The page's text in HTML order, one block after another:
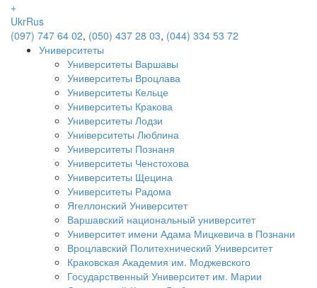
+
UkrRus
(097) 747 64 02, (050) 437 28 03, (044) 334 53 72
Университеты
Университеты Варшавы
Университеты Вроцлава
Университеты Кельце
Университеты Кракова
Университеты Лодзи
Униіверситеты Люблина
Университеты Познаня
Университеты Ченстохова
Университеты Щецина
Университеты Радома
Ягеллонский Университет
Варшавский национальный университет
Университет имени Адама Мицкевича в Познани
Вроцлавский Политехнический Университет
Краковская Академия им. Моджевского
Государственный Университет им. Марии